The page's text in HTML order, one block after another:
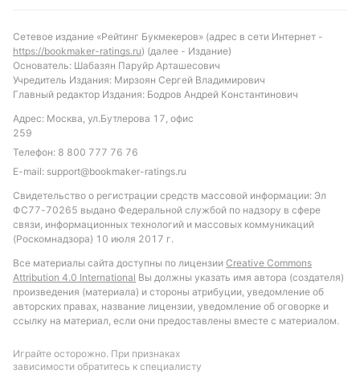
Сетевое издание «Рейтинг Букмекеров» (адрес в сети Интернет -
https://bookmaker-ratings.ru) (далее - Издание)
Основатель: Шабазян Паруйр Арташесович
Учредитель Издания: Мирзоян Сергей Владимирович
Главный редактор Издания: Бодров Андрей Константинович
Адрес: Москва, ул.Бутлерова 17, офис
259
Телефон: 8 800 777 76 76
E-mail: support@bookmaker-ratings.ru
Свидетельство о регистрации средств массовой информации: Эл
ФС77-70265 выдано Федеральной службой по надзору в сфере
связи, информационных технологий и массовых коммуникаций
(Роскомнадзора) 10 июля 2017 г.
Все материалы сайта доступны по лицензии Creative Commons
Attribution 4.0 International Вы должны указать имя автора (создателя)
произведения (материала) и стороны атрибуции, уведомление об
авторских правах, название лицензии, уведомление об оговорке и
ссылку на материал, если они предоставлены вместе с материалом.
Играйте осторожно. При признаках
зависимости обратитесь к специалисту